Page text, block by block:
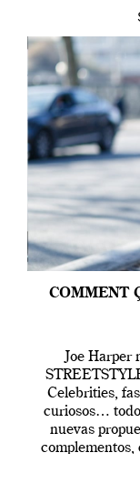
COMMENT
Joe Harper
Celebrities,
curiosos…
nuevas
complementos,
arriesgados,